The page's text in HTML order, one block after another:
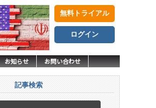
無料トライアル
ログイン
お知らせ お問い合わせ
記事検索